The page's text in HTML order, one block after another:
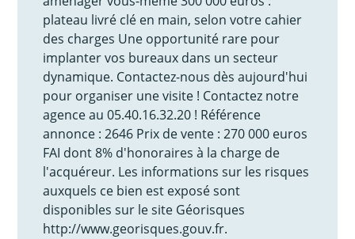
plateau livré clé en main, selon votre cahier
des charges Une opportunité rare pour
implanter vos bureaux dans un secteur
dynamique. Contactez-nous dès aujourd'hui
pour organiser une visite ! Contactez notre
agence au 05.40.16.32.20 ! Référence
annonce : 2646 Prix de vente : 270 000 euros
FAI dont 8% d'honoraires à la charge de
l'acquéreur. Les informations sur les risques
auxquels ce bien est exposé sont
disponibles sur le site Géorisques
http://www.georisques.gouv.fr.